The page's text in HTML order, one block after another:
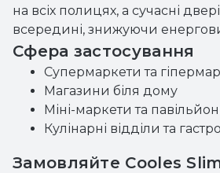
на всіх полицях, а сучасні
всередині, знижуючи
Сфера застосування
Супермаркети та
Магазини біля дому
Міні-маркети та
Кулінарні відділи та
Замовляйте Cooles